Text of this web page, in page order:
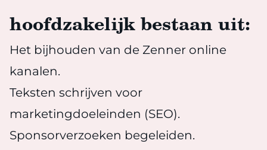
hoofdzakelijk bestaan uit:
Het bijhouden van de Zenner online
kanalen.
Teksten schrijven voor
marketingdoeleinden (SEO).
Sponsorverzoeken begeleiden.